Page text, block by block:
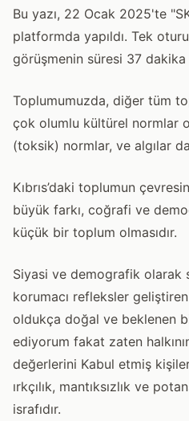
Bu yazı, 22 Ocak 2025'te
platformda yapıldı. Tek
görüşmenin süresi 37
Toplumumuzda, diğer tüm
çok olumlu kültürel normlar
(toksik) normlar, ve algılar
Kıbrıs’daki toplumun
büyük farkı, coğrafi ve
küçük bir toplum olmasıdır.
Siyasi ve demografik olarak
korumacı refleksler
oldukça doğal ve beklenen
ediyorum fakat zaten
değerlerini Kabul etmiş
ırkçılık, mantıksızlık ve
israfıdır.